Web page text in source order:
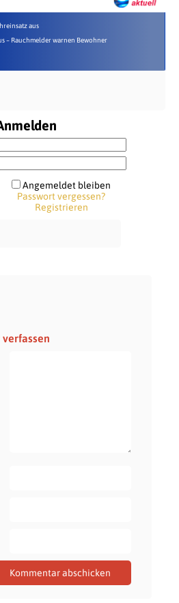
aus
– Rauchmelder warnen Bewohner
Angemeldet bleiben
Passwort vergessen?
Registrieren